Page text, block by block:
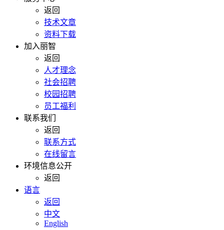
返回
技术文章
资料下载
加入丽智
返回
人才理念
社会招聘
校园招聘
员工福利
联系我们
返回
联系方式
在线留言
环境信息公开
返回
语言
返回
中文
English